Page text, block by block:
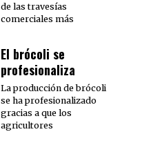
de las travesías
comerciales más
El brócoli se
profesionaliza
La producción de brócoli
se ha profesionalizado
gracias a que los
agricultores